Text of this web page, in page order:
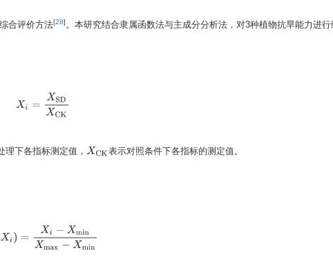
合评价方法[28]。本研究结合隶属函数法与主成分分析法，对3种植物抗旱能力进行
Xi DXCK
理下各指标测定值，XCK 表示对照条件下各指标的测定值。
i)= X minX max−Xmin